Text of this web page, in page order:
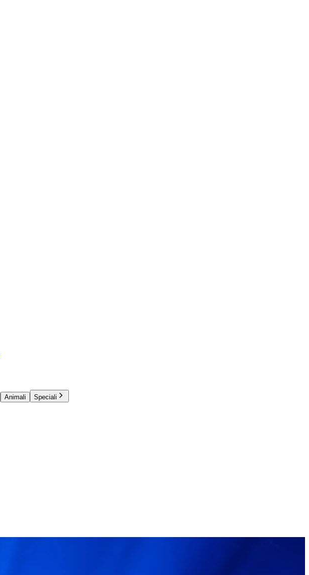
Animali
Speciali